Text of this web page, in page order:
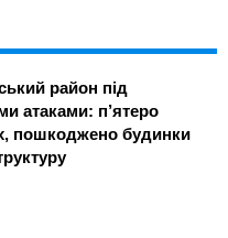
район під
атаками: п’ятеро
пошкоджено будинки